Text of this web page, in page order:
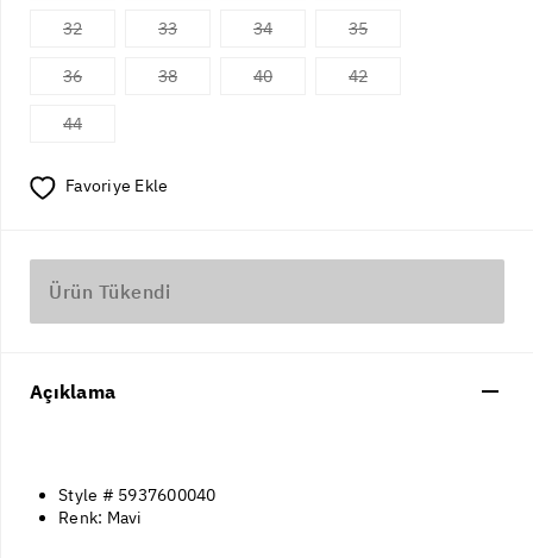
32 33 34 35
36 38 40 42
44
Favoriye Ekle
Ürün Tükendi
Açıklama
Style # 5937600040
Renk: Mavi